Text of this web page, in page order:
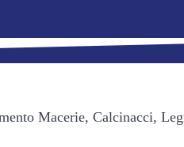
Macerie, Calcinacci,